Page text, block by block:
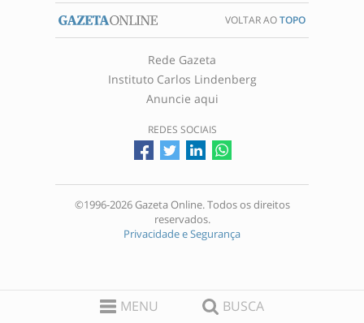
MENU BUSCA
VOLTAR AOTOPO
Rede Gazeta
Instituto Carlos Lindenberg
Anuncie aqui
REDES SOCIAIS
©1996-2026 Gazeta Online. Todos os direitos
reservados.
Privacidade e Segurança